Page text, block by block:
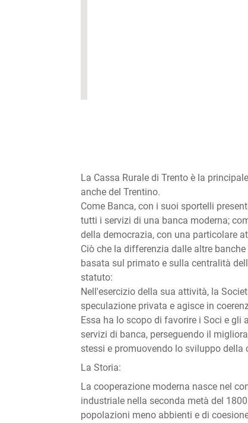
La Cassa Rurale di Trento è la
anche del Trentino.
Come Banca, con i suoi sportelli
tutti i servizi di una banca moderna;
della democrazia, con una particolare
Ciò che la differenzia dalle altre
basata sul primato e sulla centralità
statuto:
Nell'esercizio della sua attività, la
speculazione privata e agisce in
Essa ha lo scopo di favorire i Soci e gli
servizi di banca, perseguendo il
stessi e promuovendo lo sviluppo
La Storia:
La cooperazione moderna nasce nel
industriale nella seconda metà del
popolazioni meno abbienti e di